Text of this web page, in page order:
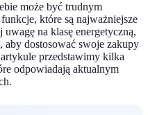
może być trudnym
które są najważniejsze
na klasę energetyczną,
aby dostosować swoje zakupy
przedstawimy kilka
odpowiadają aktualnym